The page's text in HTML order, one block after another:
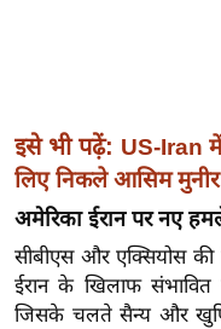
बे
मि
सा
ल
श
ख्सि
इसे भी पढ़ें: US-Iran में
लिए निकले आसिम मुनीर
अमेरिका ईरान पर नए
सीबीएस और एक्सियोस की
ईरान के खिलाफ संभावित
जिसके चलते सैन्य और